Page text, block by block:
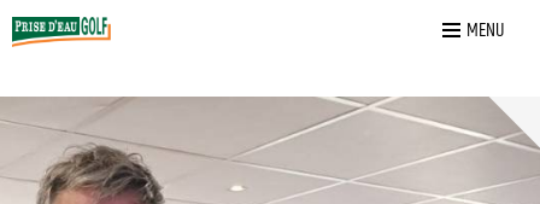
MENU
Home